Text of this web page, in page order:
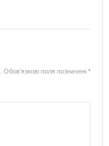
Обов’язкові поля позначені *